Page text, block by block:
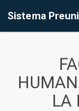
Sistema
LA